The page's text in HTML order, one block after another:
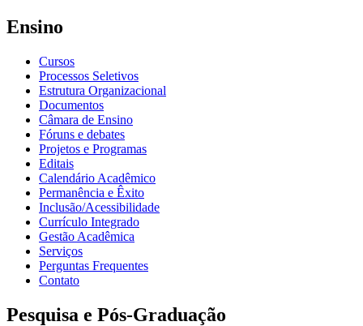
Ensino
Cursos
Processos Seletivos
Estrutura Organizacional
Documentos
Câmara de Ensino
Fóruns e debates
Projetos e Programas
Editais
Calendário Acadêmico
Permanência e Êxito
Inclusão/Acessibilidade
Currículo Integrado
Gestão Acadêmica
Serviços
Perguntas Frequentes
Contato
Pesquisa e Pós-Graduação